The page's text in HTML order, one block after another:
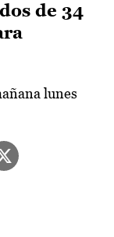
de 34
lunes